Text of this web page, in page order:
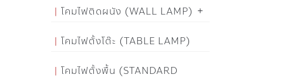
โคมไฟติดผนัง (WALL LAMP)
โคมไฟตั้งโต๊ะ (TABLE LAMP)
โคมไฟตั้งพื้น (STANDARD